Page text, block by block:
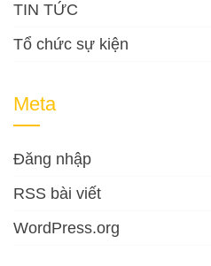
TIN TỨC
Tổ chức sự kiện
Meta
Đăng nhập
RSS bài viết
WordPress.org